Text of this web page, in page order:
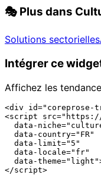
🎭 Plus dans
Solutions sectorielles
Intégrer ce
Affichez les
<div id="coreprose-
<script src="https://
data-
  data-country="FR"
  data-limit="5"
  data-locale="fr"
data-
</script>